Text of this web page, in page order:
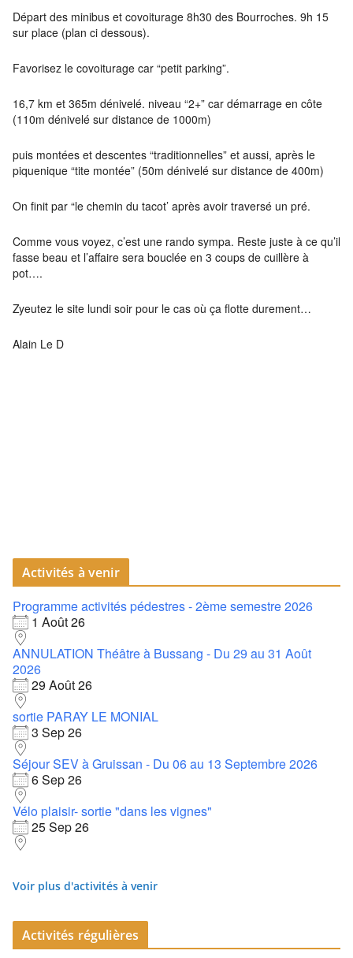
Départ des minibus et covoiturage 8h30 des Bourroches. 9h 15
sur place (plan ci dessous).
Favorisez le covoiturage car “petit parking”.
16,7 km et 365m dénivelé. niveau “2+” car démarrage en côte
(110m dénivelé sur distance de 1000m)
puis montées et descentes “traditionnelles” et aussi, après le
piquenique “tite montée” (50m dénivelé sur distance de 400m)
On finit par “le chemin du tacot’ après avoir traversé un pré.
Comme vous voyez, c’est une rando sympa. Reste juste à ce qu’il
fasse beau et l’affaire sera bouclée en 3 coups de cuillère à
pot….
Zyeutez le site lundi soir pour le cas où ça flotte durement…
Alain Le D
Activités à venir
Programme activités pédestres - 2ème semestre 2026
1 Août 26
ANNULATION Théâtre à Bussang - Du 29 au 31 Août
2026
29 Août 26
sortie PARAY LE MONIAL
3 Sep 26
Séjour SEV à Gruissan - Du 06 au 13 Septembre 2026
6 Sep 26
Vélo plaisir- sortie "dans les vignes"
25 Sep 26
Voir plus d'activités à venir
Activités régulières